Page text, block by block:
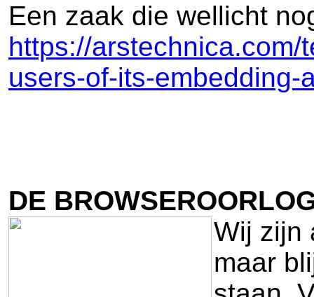
Een zaak die wellicht
https://
users-of-its-embedding-
DE
Wij zijn
maar